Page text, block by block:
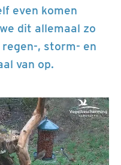
even komen
dit allemaal zo
regen-, storm- en
van op.